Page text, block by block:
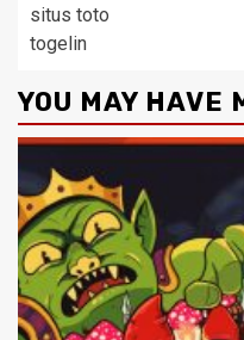
situs toto
togelin
YOU MAY HAVE